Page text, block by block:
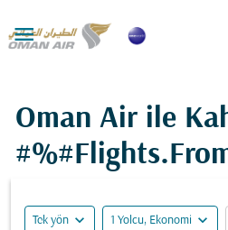

Oman Air ile
Tek yön expand_more 1 Yolcu, Ekonomi expand_more